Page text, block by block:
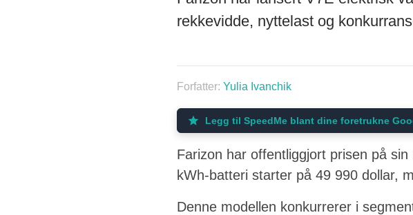
rekkevidde, nyttelast og
Forfatter: Yulia Ivanchik
Legg til SpeedMe blant dine foretrukne
Farizon har offentliggjort prisen på
kWh-batteri starter på 49 990 dollar,
Denne modellen konkurrerer i